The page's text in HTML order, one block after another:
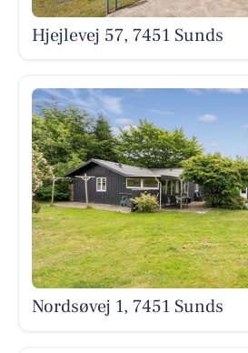
Hjejlevej 57, 7451 Sunds
Nordsøvej 1, 7451 Sunds